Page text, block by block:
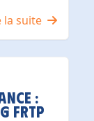
la suite
: